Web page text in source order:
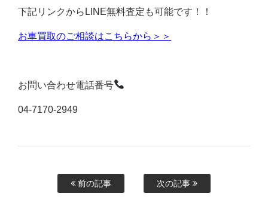
下記リンクからLINE無料査定も可能です！！
お車買取のご相談はこちらから＞＞
お問い合わせ電話番号
04-7170-2949
前の記事 次の記事